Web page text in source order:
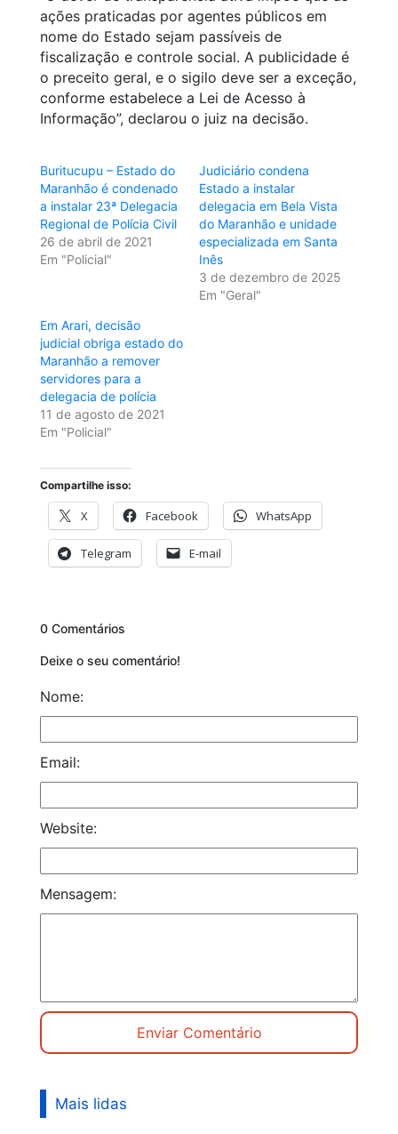
ações praticadas por agentes públicos em
nome do Estado sejam passíveis de
fiscalização e controle social. A publicidade é
o preceito geral, e o sigilo deve ser a exceção,
conforme estabelece a Lei de Acesso à
Informação”, declarou o juiz na decisão.
Buritucupu – Estado do
Maranhão é condenado
a instalar 23ª Delegacia
Regional de Polícia Civil
26 de abril de 2021
Em "Policial"
Judiciário condena
Estado a instalar
delegacia em Bela Vista
do Maranhão e unidade
especializada em Santa
Inês
3 de dezembro de 2025
Em "Geral"
Em Arari, decisão
judicial obriga estado do
Maranhão a remover
servidores para a
delegacia de polícia
11 de agosto de 2021
Em "Policial"
Compartilhe isso:
X Facebook WhatsApp
Telegram E-mail
0 Comentários
Deixe o seu comentário!
Nome:
Email:
Website:
Mensagem:
Mais lidas